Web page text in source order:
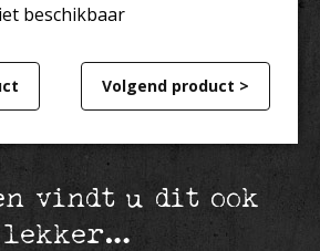
beschikbaar
Volgend product >
vindt u dit ook
lekker…